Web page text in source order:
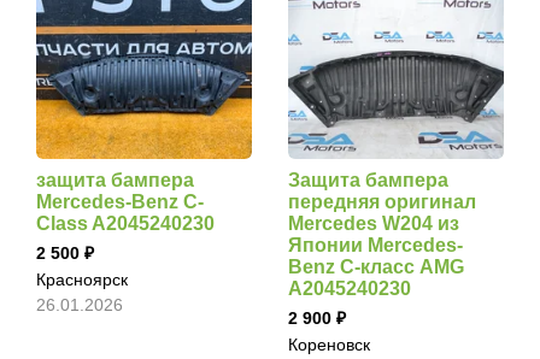
защита бампера
Mercedes-Benz C-
Class A2045240230
2 500
Красноярск
26.01.2026
Защита бампера
передняя оригинал
Mercedes W204 из
Японии Mercedes-
Benz C-класс AMG
A2045240230
2 900
Кореновск